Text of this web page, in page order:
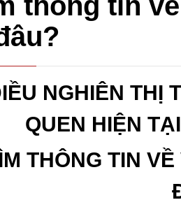
NGHIÊN THỊ
QUEN HIỆN
THÔNG TIN